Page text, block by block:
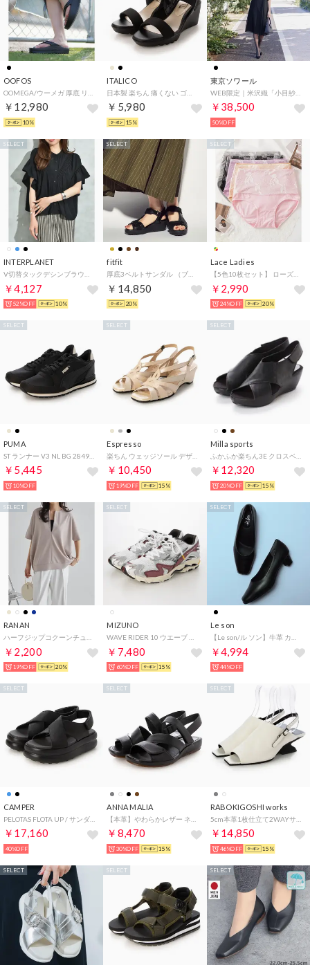
OOFOS
￥12,980
10%
ITALICO
￥5,980
15%
東京ソワール
WEB限定｜米沢織「小目紗」の涼しい夏用ワンピース （ブラック）
￥38,500
50%OFF
INTERPLANET
￥4,127
SELECT
52%OFF 10%
fitfit
￥14,850
SELECT
20%
Lace Ladies
【5色10枚セット】 ローズ柄ハイウエストコットンショーツ【返品不可商品】 （10枚セット（5色））
￥2,990
SELECT
24%OFF 20%
PUMA
￥5,445
SELECT
10%OFF
Espresso
￥10,450
SELECT
19%OFF 15%
Milla sports
ふかふか楽ちん3E クロスベルトカジュアルサンダル （ブラック）
￥12,320
SELECT
20%OFF 15%
RANAN
￥2,200
SELECT
19%OFF 20%
MIZUNO
￥7,480
SELECT
60%OFF 15%
Le son
￥4,994
SELECT
44%OFF
CAMPER
￥17,160
SELECT
40%OFF
ANNA MALIA
￥8,470
SELECT
30%OFF 15%
RABOKIGOSHI works
5cm本革1枚仕立て2WAYサンダル （ホワイト）
￥14,850
SELECT
46%OFF 15%
SELECT SELECT SELECT